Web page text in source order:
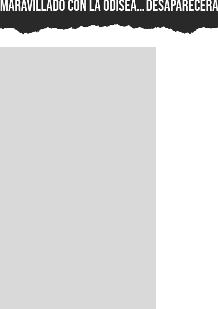
maravillado con La Odisea
de Christopher Nolan: “Fue
magnífica”
temporada?
confirmó